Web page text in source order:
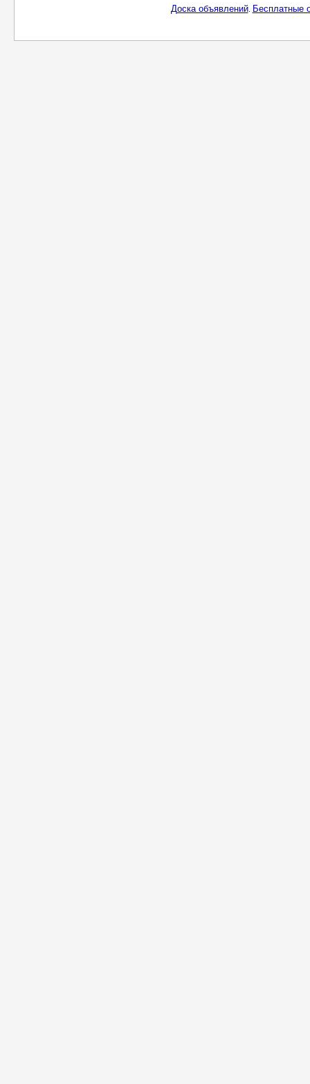
Доска объявлений. Бесплатные